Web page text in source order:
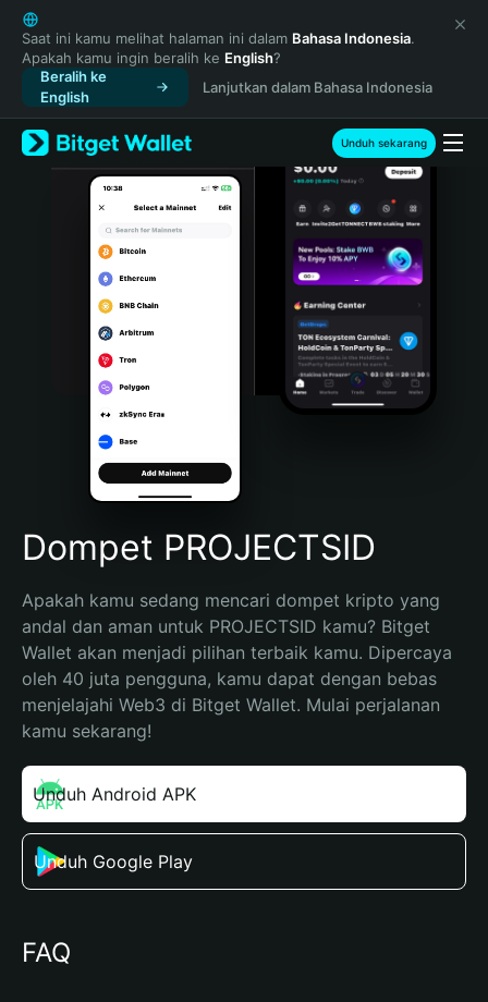
English
日本語
Tiếng Việt
Русский
Español (Latinoamérica)
Türkçe
Italiano
Português (Portugal)
Bahasa Indonesia
Português (Brasil)
Español (Argentina)
Saat ini kamu melihat halaman ini dalam Bahasa Indonesia.
Apakah kamu ingin beralih ke English?
Beralih ke
English
Lanjutkan dalam Bahasa Indonesia
Unduh sekarang
Dompet PROJECTSID
Apakah kamu sedang mencari dompet kripto yang
andal dan aman untuk PROJECTSID kamu? Bitget
Wallet akan menjadi pilihan terbaik kamu. Dipercaya
oleh 40 juta pengguna, kamu dapat dengan bebas
menjelajahi Web3 di Bitget Wallet. Mulai perjalanan
kamu sekarang!
Unduh Android APK
Unduh Google Play
FAQ